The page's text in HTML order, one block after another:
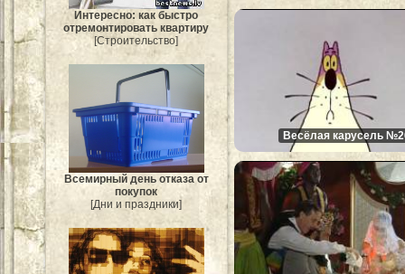
Интересно: как быстро
отремонтировать квартиру
[Строительство]
Всемирный день отказа от
покупок
[Дни и праздники]
Весёлая карусель